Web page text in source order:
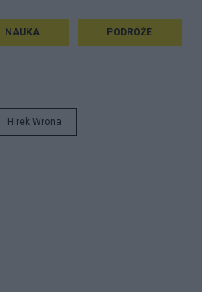
NAUKA PODRÓŻE
Hirek Wrona